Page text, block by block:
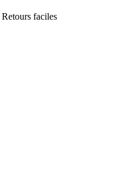
Retours faciles